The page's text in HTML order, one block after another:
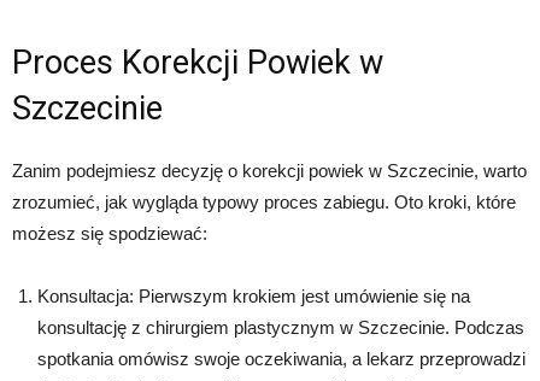
Proces Korekcji Powiek w
Szczecinie
Zanim podejmiesz decyzję o korekcji powiek w Szczecinie, warto
zrozumieć, jak wygląda typowy proces zabiegu. Oto kroki, które
możesz się spodziewać:
Konsultacja: Pierwszym krokiem jest umówienie się na
konsultację z chirurgiem plastycznym w Szczecinie. Podczas
spotkania omówisz swoje oczekiwania, a lekarz przeprowadzi